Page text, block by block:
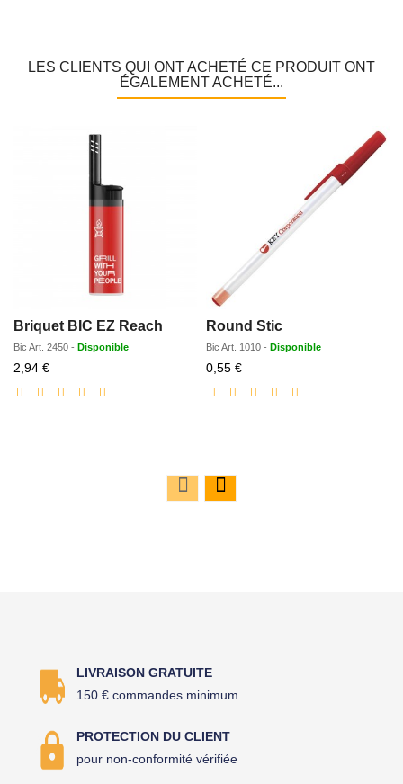
LES CLIENTS QUI ONT ACHETÉ CE PRODUIT ONT
ÉGALEMENT ACHETÉ...
Briquet BIC EZ Reach
Bic Art. 2450 - Disponible
2,94 €Prix
réduit
Round Stic
Bic Art. 1010 - Disponible
0,55 €Prix
réduit
LIVRAISON GRATUITE
150 € commandes minimum
PROTECTION DU CLIENT
pour non-conformité vérifiée